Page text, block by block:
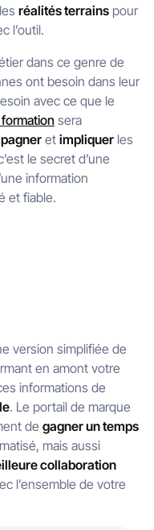
réalités terrains pour
l’outil.
dans ce genre de
ont besoin dans leur
avec ce que le
sera
et impliquer les
le secret d’une
information
et fiable.
version simplifiée de
en amont votre
informations de
. Le portail de marque
de gagner un temps
mais aussi
collaboration
l’ensemble de votre